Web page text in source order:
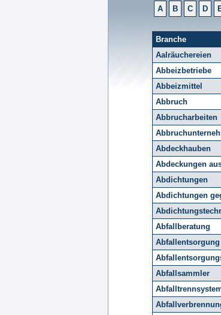
A B C D
Branche
Aalräuchereien
Abbeizbetriebe
Abbeizmittel
Abbruch
Abbrucharbeiten
Abdeckhauben
Abdeckungen
Abdichtungen
Abdichtungen
Abfallberatung
Abfallentsorgung
Abfallsammler